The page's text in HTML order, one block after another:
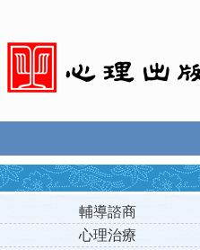
輔導諮商
心理治療